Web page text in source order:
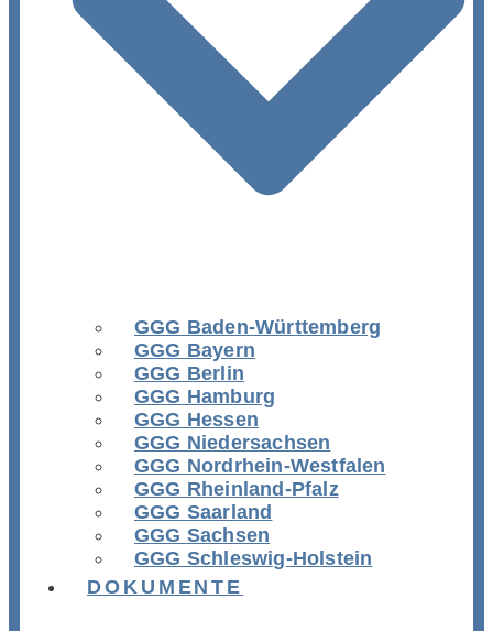
GGG Baden-Württemberg
GGG Bayern
GGG Berlin
GGG Hamburg
GGG Hessen
GGG Niedersachsen
GGG Nordrhein-Westfalen
GGG Rheinland-Pfalz
GGG Saarland
GGG Sachsen
GGG Schleswig-Holstein
DOKUMENTE